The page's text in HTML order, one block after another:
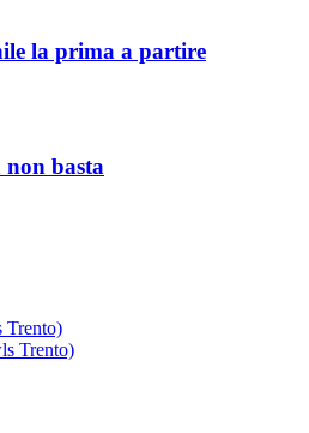
la prima a partire
non basta
Trento)
Trento)